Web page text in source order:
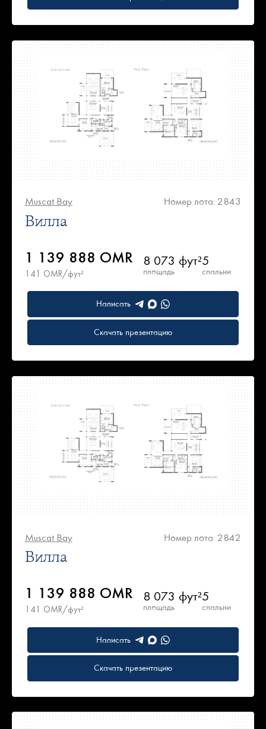
Muscat Bay Номер лота: 2843
Вилла
1 139 888 OMR
141 OMR/фут²
8 073 фут²
площадь
5
спальни
Написать
Скачать презентацию
Muscat Bay Номер лота: 2842
Вилла
1 139 888 OMR
141 OMR/фут²
8 073 фут²
площадь
5
спальни
Написать
Скачать презентацию